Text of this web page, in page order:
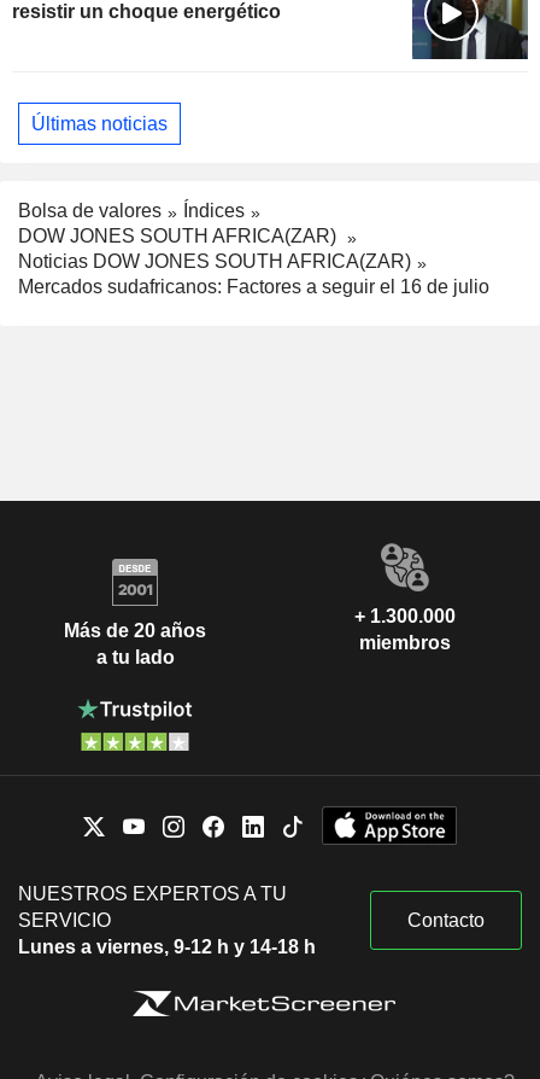
resistir un choque energético
Últimas noticias
Bolsa de valores
Índices
DOW JONES SOUTH AFRICA(ZAR)
Noticias DOW JONES SOUTH AFRICA(ZAR)
Mercados sudafricanos: Factores a seguir el 16 de julio
Más de 20 años
a tu lado
+ 1.300.000
miembros
NUESTROS EXPERTOS A TU
SERVICIO
Lunes a viernes, 9-12 h y 14-18 h
Contacto